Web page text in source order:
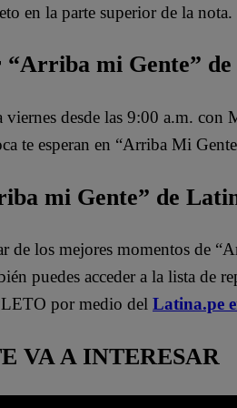
en la parte superior de la nota.
“Arriba mi Gente”
viernes desde las 9:00 a.m.
te esperan en “Arriba Mi
mi Gente” de
de los mejores momentos de
puedes acceder a la lista de
por medio del Latina.pe
VA A INTERESAR